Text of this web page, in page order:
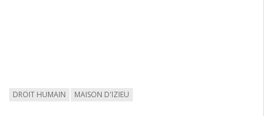
DROIT HUMAIN MAISON D'IZIEU